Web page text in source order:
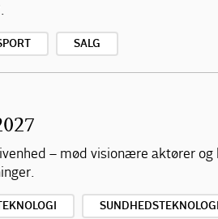
SALG
– mød visionære aktører
SUNDHEDSTEKNOLOGI